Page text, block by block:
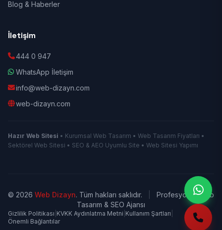
Blog & Haberler
İletişim
444 0 947
WhatsApp İletişim
info@web-dizayn.com
web-dizayn.com
Hazır Web Sitesi • Kurumsal Web Tasarım • Web Tasarım Fiyatları •
Sektörel Web Sitesi • SEO & AEO Uyumlu Site • Web Sitesi Yapımı
© 2026 Web Dizayn. Tüm hakları saklıdır.
Profesyonel Web
Tasarım & SEO Ajansı
Gizlilik Politikası KVKK Aydınlatma Metni Kullanım Şartları
Önemli Bağlantılar